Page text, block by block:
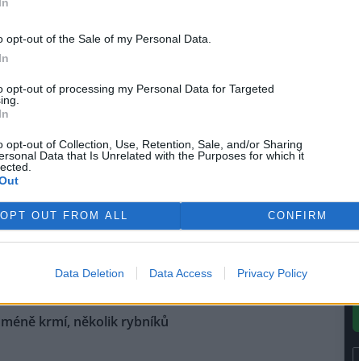
opt-out of the Sale of my Personal Data.
opt-out of processing my Personal Data for Targeted
opt-out of Collection, Use, Retention, Sale, and/or Sharing
Data that Is Unrelated with the Purposes for which it
OPT OUT FROM ALL CONFIRM
Data Deletion Data Access Privacy Policy
rozprašováním vody
vlhkost a omezují
Mrázek.
na Litoměřicku
likvidovat jedovaté
kaly ze Šumperska v
skládky Lukavec na
budou úředníci
podle zákona o vlivu na
ze zveřejněného rozhodnutí
proti záměru mají ústečtí
krmí, několik rybníků